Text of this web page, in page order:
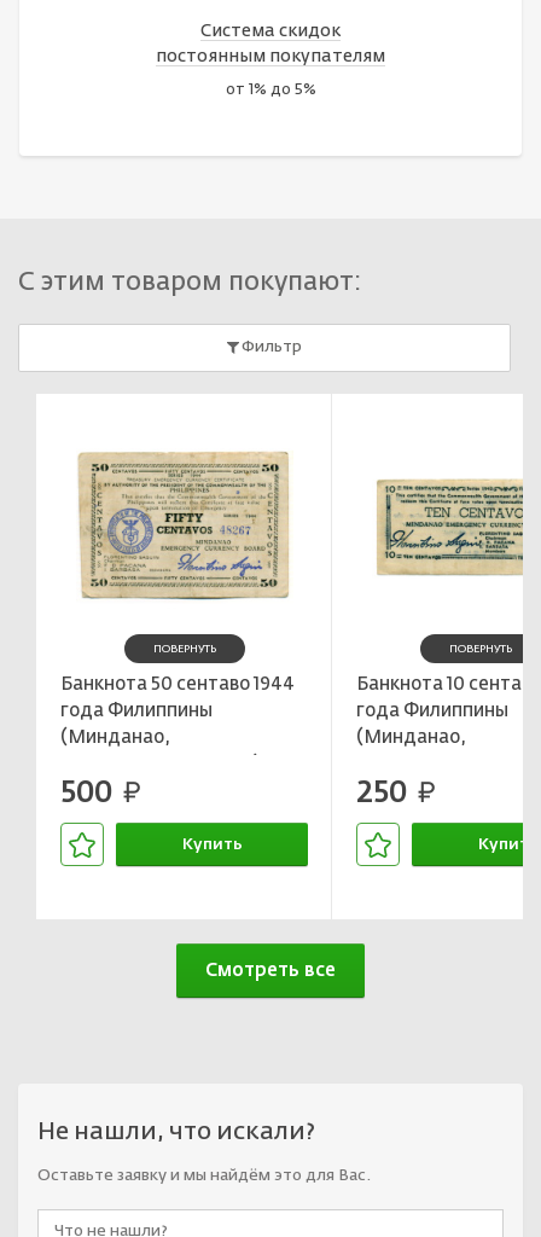
Система скидок
постоянным покупателям
от 1% до 5%
С этим товаром покупают:
Фильтр
ПОВЕРНУТЬ
Банкнота 50 сентаво 1944
года Филиппины
(Минданао,
500 руб.
Купить
ПОВЕРНУТЬ
Банкнота 10
года Филиппины
(Минданао,
250 руб.
Купить
Смотреть все
Не нашли, что искали?
Оставьте заявку и мы найдём это для Вас.